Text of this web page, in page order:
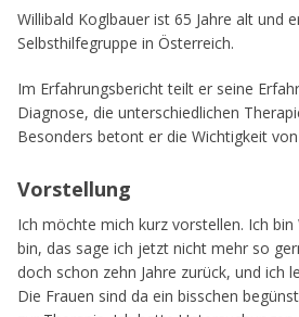
Willibald Koglbauer ist 65 Jahre alt und
Selbsthilfegruppe in Österreich.
Im Erfahrungsbericht teilt er seine
Diagnose, die unterschiedlichen
Besonders betont er die Wichtigkeit
Vorstellung
Ich möchte mich kurz vorstellen. Ich
bin, das sage ich jetzt nicht mehr so
doch schon zehn Jahre zurück, und ich
Die Frauen sind da ein bisschen